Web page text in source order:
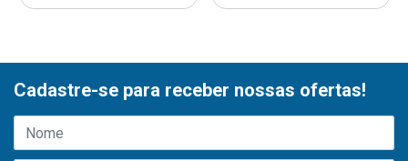
Cadastre-se para receber nossas ofertas!